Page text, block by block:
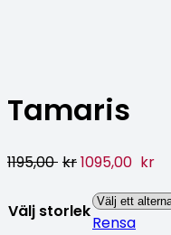
Tamaris
1195,00 kr1095,00 kr
Välj storlek
Rensa